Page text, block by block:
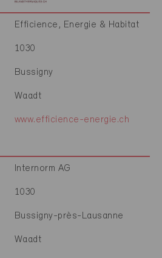
Efficience, Energie & Habitat
1030
Bussigny
Waadt
www.efficience-energie.ch
Internorm AG
1030
Bussigny-près-Lausanne
Waadt